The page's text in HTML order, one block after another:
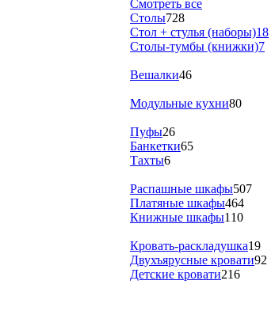
Смотреть все
Столы728
Стол + стулья (наборы)18
Столы-тумбы (книжки)7
Вешалки46
Модульные кухни80
Пуфы26
Банкетки65
Тахты6
Распашные шкафы507
Платяные шкафы464
Книжные шкафы110
Кровать-раскладушка19
Двухъярусные кровати92
Детские кровати216